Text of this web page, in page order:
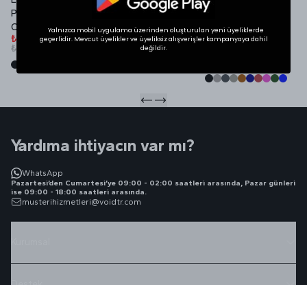
Premium Oversize
Cropped Zipper
₺ 999.00
₺ 1,199.00
₺ 269.00
Ayarlanabilir Paça
Oversize Eşofman
Altı
Yardıma ihtiyacın var mı?
WhatsApp
Pazartesi’den Cumartesi’ye 09:00 - 02:00 saatleri arasında, Pazar günleri
ise 09:00 - 18:00 saatleri arasında.
musterihizmetleri@voidtr.com
Yalnızca mobil uygulama üzerinden oluşturulan yeni üyeliklerde
geçerlidir. Mevcut üyelikler ve üyeliksiz alışverişler kampanyaya dahil
değildir.